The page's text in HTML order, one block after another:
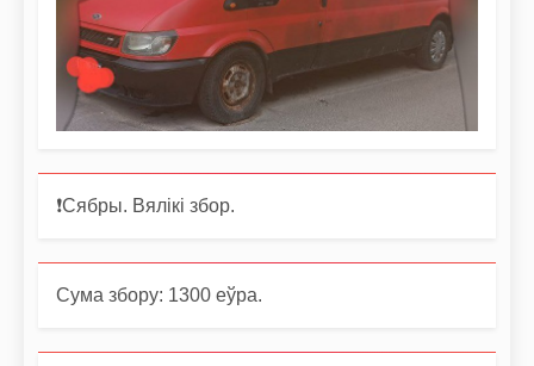
❗️Сябры. Вялікі збор.
Сума збору: 1300 еўра.